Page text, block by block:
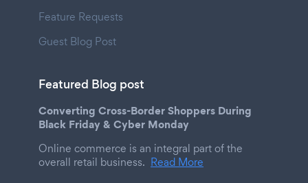
Feature Requests
Guest Blog Post
Featured Blog post
Converting Cross-Border Shoppers During
Black Friday & Cyber Monday
Online commerce is an integral part of the
overall retail business. Read More